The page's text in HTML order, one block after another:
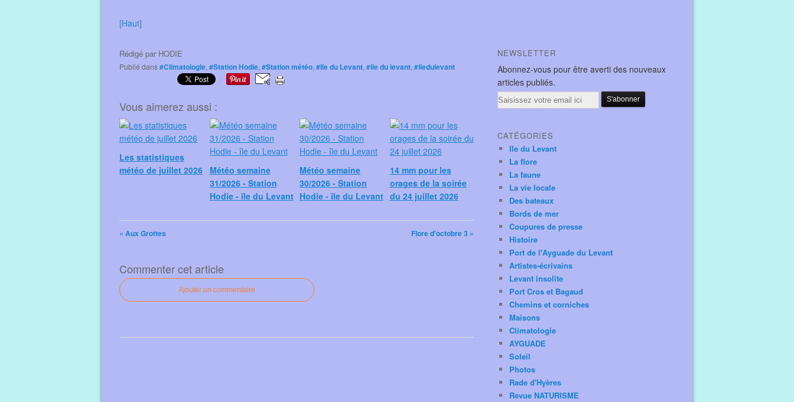
[Haut]
Rédigé par HODIE
Publié dans#Climatologie, #Station Hodie, #Station météo, #Ile du Levant, #ile du levant, #iledulevant
Vous aimerez aussi :
Les statistiques
météo de juillet 2026
Météo semaine
31/2026 - Station
Hodie - île du Levant
Météo semaine
30/2026 - Station
Hodie - île du Levant
14 mm pour les
orages de la soirée
du 24 juillet 2026
« Aux Grottes Flore d'octobre 3 »
Commenter cet article
Ajouter un commentaire
NEWSLETTER
Abonnez-vous pour être averti des nouveaux
articles publiés.
Email
CATÉGORIES
Ile du Levant
La flore
La faune
La vie locale
Des bateaux
Bords de mer
Coupures de presse
Histoire
Port de l'Ayguade du Levant
Artistes-écrivains
Levant insolite
Port Cros et Bagaud
Chemins et corniches
Maisons
Climatologie
AYGUADE
Soleil
Photos
Rade d'Hyères
Revue NATURISME